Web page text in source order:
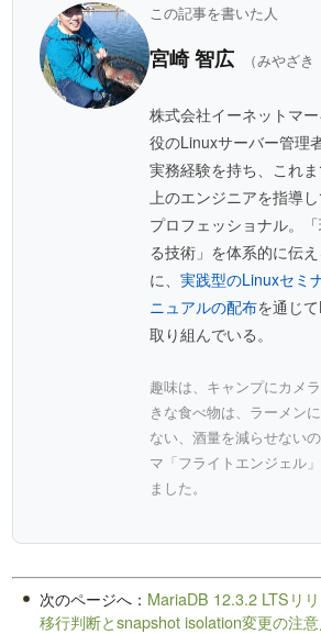
この記事を書いた人
宮崎 智広 （みやざき
株式会社イーネットマ
役のLinuxサーバー管理
実務経験を持ち、これ
上のエンジニアを指導
プロフェッショナル。
る技術」を体系的に伝
に、実践型のLinuxセミ
ニュアルの配布を通じ
取り組んでいる。
趣味は、キャンプにカメ
きな食べ物は、ラーメン
ない、酒量を減らせない
マ「フライトエンジェル
ました。
次のページへ： MariaDB 12.3.2 LTSリ
移行判断とsnapshot isolation変更の注